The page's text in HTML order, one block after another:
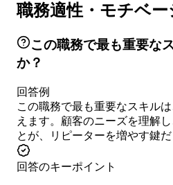
職務適性・モチベー
この職務で最も重要な
か？
回答例
この職務で最も重要なスキル
えます。顧客のニーズを理解
とが、リピーターを増やす鍵だ
回答のキーポイント